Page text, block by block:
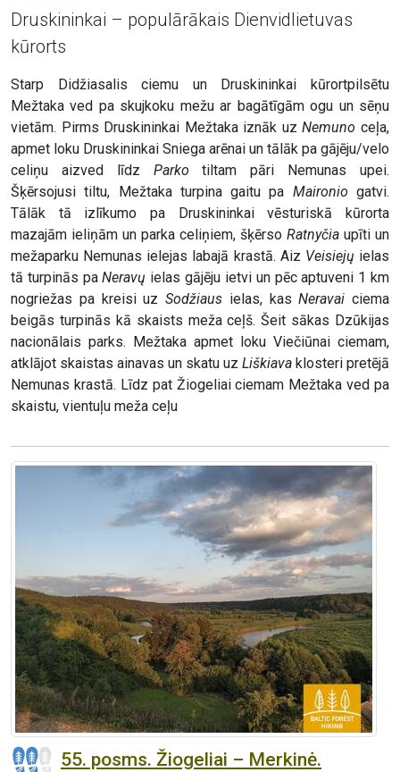
Druskininkai – populārākais Dienvidlietuvas
kūrorts
Starp Didžiasalis ciemu un Druskininkai kūrortpilsētu
Mežtaka ved pa skujkoku mežu ar bagātīgām ogu un sēņu
vietām. Pirms Druskininkai Mežtaka iznāk uzNemuno ceļa,
apmet loku Druskininkai Sniega arēnai un tālāk pa gājēju/velo
celiņu aizved līdz Parko tiltam pāri Nemunas upei.
Šķērsojusi tiltu, Mežtaka turpina gaitu pa Maironio gatvi.
Tālāk tā izlīkumo pa Druskininkai vēsturiskā kūrorta
mazajām ieliņām un parka celiņiem, šķērso Ratnyčia upīti un
mežaparku Nemunas ielejas labajā krastā. Aiz Veisiejų ielas
tā turpinās paNeravų ielas gājēju ietvi un pēc aptuveni 1 km
nogriežas pa kreisi uz Sodžiaus ielas, kasNeravai ciema
beigās turpinās kā skaists meža ceļš. Šeit sākas Dzūkijas
nacionālais parks. Mežtaka apmet loku Viečiūnai ciemam,
atklājot skaistas ainavas un skatu uz Liškiava klosteri pretējā
Nemunas krastā. Līdz pat Žiogeliai ciemam Mežtaka ved pa
skaistu, vientuļu meža ceļu
55. posms. Žiogeliai – Merkinė.